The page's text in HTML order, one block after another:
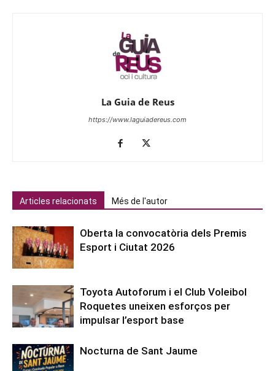
La Guia de Reus
https://www.laguiadereus.com
Articles relacionats Més de l'autor
Oberta la convocatòria dels Premis
Esport i Ciutat 2026
Toyota Autoforum i el Club Voleibol
Roquetes uneixen esforços per
impulsar l’esport base
Nocturna de Sant Jaume